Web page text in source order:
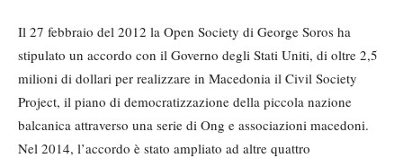
Il 27 febbraio del 2012 la Open Society di George Soros ha
stipulato un accordo con il Governo degli Stati Uniti, di oltre 2,5
milioni di dollari per realizzare in Macedonia il Civil Society
Project, il piano di democratizzazione della piccola nazione
balcanica attraverso una serie di Ong e associazioni macedoni.
Nel 2014, l’accordo è stato ampliato ad altre quattro